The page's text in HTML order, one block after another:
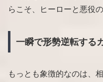
らこそ、ヒーローと悪役
一瞬で形勢逆転する
もっとも象徴的なのは、